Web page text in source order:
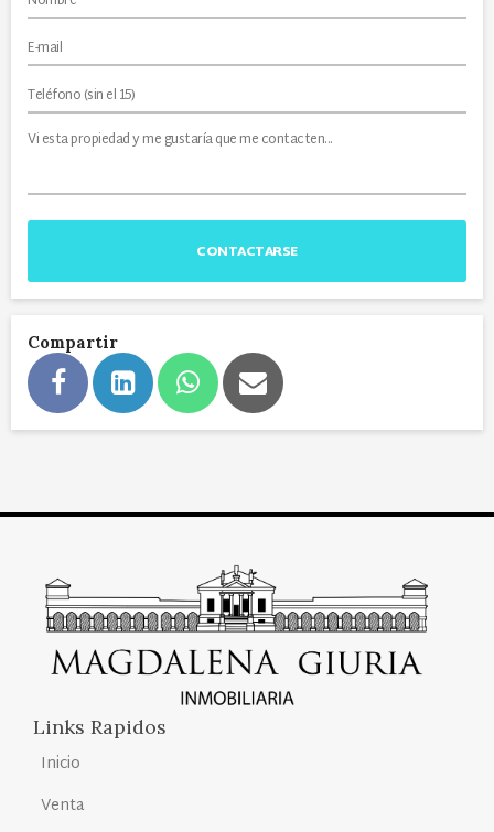
CONTACTARSE
Compartir
Links Rapidos
Inicio
Venta